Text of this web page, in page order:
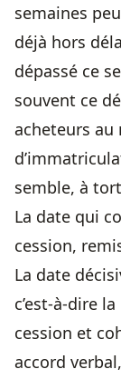
semaines
déjà hors
dépassé ce
souvent ce
acheteurs
semble, à
La date qui
cession,
La date
c’est-à-dire
cession et
accord